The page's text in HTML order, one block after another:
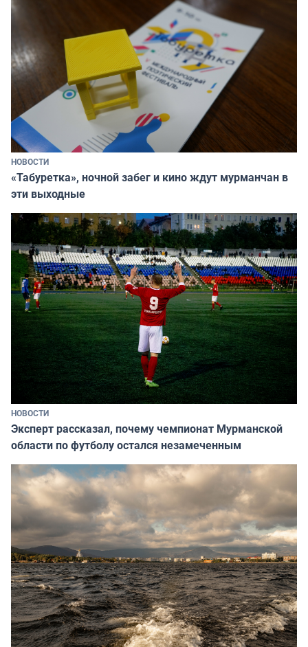
НОВОСТИ
«Табуретка», ночной забег и кино ждут мурманчан в
эти выходные
НОВОСТИ
Эксперт рассказал, почему чемпионат Мурманской
области по футболу остался незамеченным